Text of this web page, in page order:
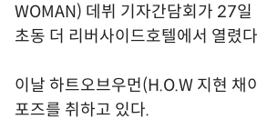
WOMAN) 데뷔 기자간담회가 27일
초동 더 리버사이드호텔에서 열렸
이날 하트오브우먼(H.O.W 지현 채
포즈를 취하고 있다.